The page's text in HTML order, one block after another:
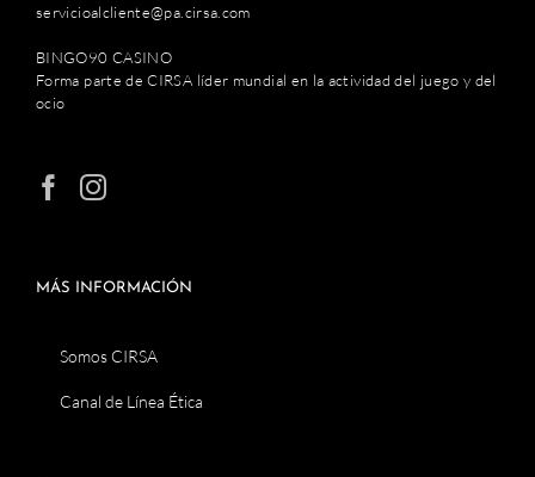
servicioalcliente@pa.cirsa.com
BINGO90 CASINO
Forma parte de CIRSA líder mundial en la actividad del juego y del
ocio
MÁS INFORMACIÓN
Somos CIRSA
Canal de Línea Ética